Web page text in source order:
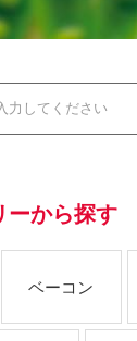
ーから探す
ベーコン